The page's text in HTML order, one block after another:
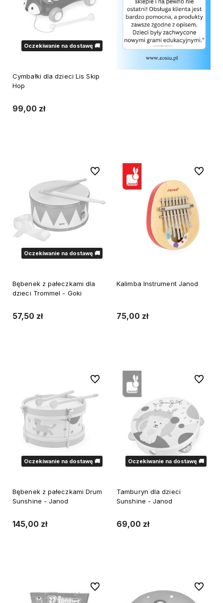
Oczekiwanie na dostawę 🚚
Cymbałki dla dzieci Lis Skip
Hop
99,00 zł
Oczekiwanie na dostawę 🚚
Bębenek z pałeczkami dla
dzieci Trommel - Goki
57,50 zł
Do ulubionych
Kalimba Instrument Janod
75,00 zł
Do
Oczekiwanie na dostawę 🚚
Bębenek z pałeczkami Drum
Sunshine - Janod
145,00 zł
Do ulubionych
Oczekiwanie na dostawę 🚚
Tamburyn dla dzieci
Sunshine - Janod
69,00 zł
Do
Do ulubionych Do